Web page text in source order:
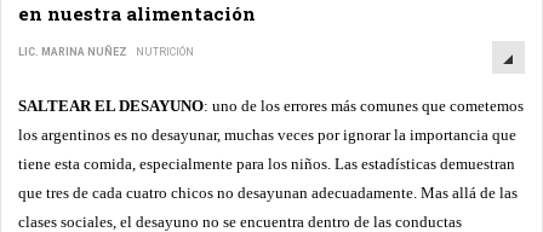
en nuestra alimentación
LIC. MARINA NUÑEZ NUTRICIÓN
SALTEAR EL DESAYUNO: uno de los errores más comunes que cometemos
los argentinos es no desayunar, muchas veces por ignorar la importancia que
tiene esta comida, especialmente para los niños. Las estadísticas demuestran
que tres de cada cuatro chicos no desayunan adecuadamente. Mas allá de las
clases sociales, el desayuno no se encuentra dentro de las conductas